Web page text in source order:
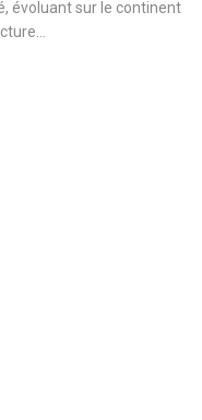
évoluant sur le continent
…